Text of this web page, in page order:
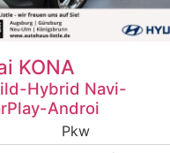
KONA
Hybrid Navi-
Androi
Pkw